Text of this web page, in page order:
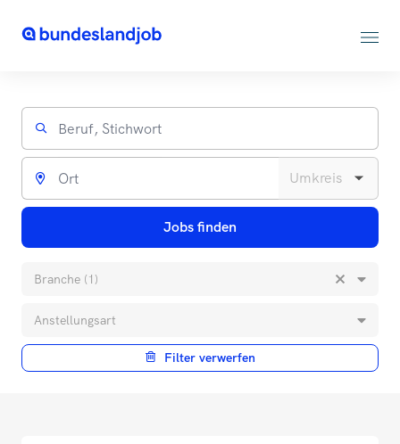
Jobs finden
Branche (1)
Anstellungsart
Filter verwerfen